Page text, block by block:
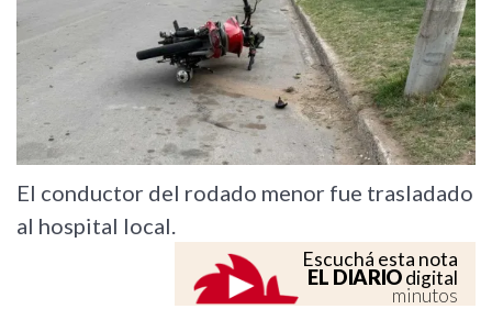
El conductor del rodado menor fue trasladado
al hospital local.
Escuchá esta nota
EL DIARIOdigital
minutos